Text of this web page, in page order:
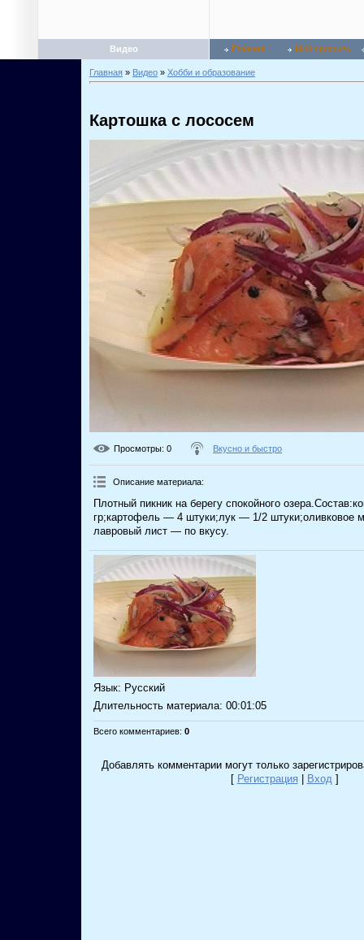
Видео Главная Мой профиль
Главная » Видео » Хобби и образование
Картошка с лососем
Просмотры: 0 Вкусно и быстро
Описание материала:
Плотный пикник на берегу спокойного
гр;картофель — 4 штуки;лук — 1/2 штуки;оливковое
лавровый лист — по вкусу.
Язык: Русский
Длительность материала: 00:01:05
Всего комментариев: 0
Добавлять комментарии могут только
[ Регистрация | Вход ]